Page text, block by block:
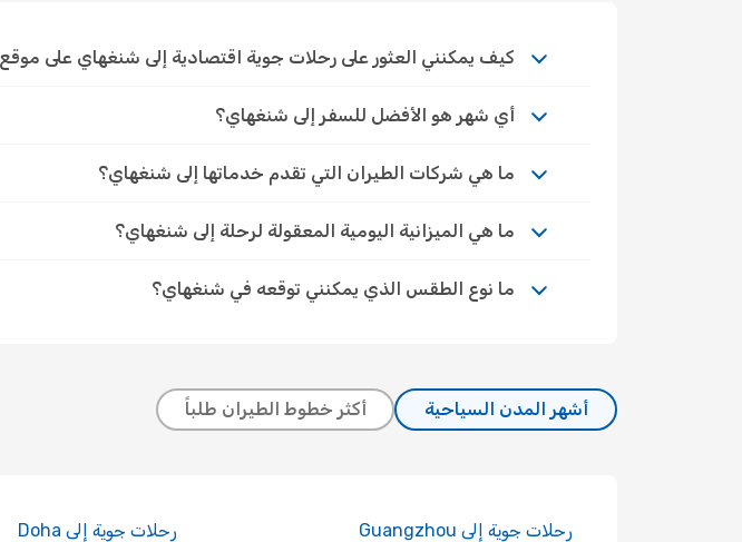
كيف يمكنني العثور على رحلات جوية اقتصادية إلى شنغهاي على موقع eDreams؟
أي شهر هو الأفضل للسفر إلى شنغهاي؟
ما هي شركات الطيران التي تقدم خدماتها إلى شنغهاي؟
ما هي الميزانية اليومية المعقولة لرحلة إلى شنغهاي؟
ما نوع الطقس الذي يمكنني توقعه في شنغهاي؟
أشهر المدن السياحية أكثر خطوط الطيران طلباً
رحلات جوية إلى Guangzhou رحلات جوية إلى Doha